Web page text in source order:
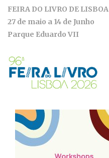
FEIRA DO LIVRO DE LISBOA
27 de maio a 14 de Junho
Parque Eduardo VII